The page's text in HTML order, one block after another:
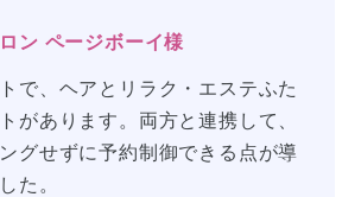
ン ページボーイ様
で、ヘアとリラク・エステふた
があります。 両方と連携して、
グせずに予約制御できる 点が導
た。